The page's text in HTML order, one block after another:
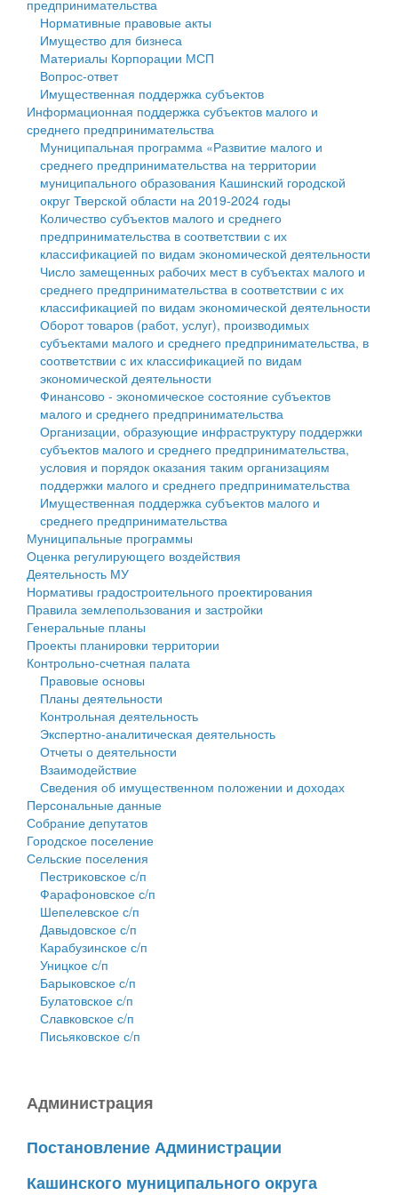
Государственные услуги
Промышленность и АПК
Экономика и бизнес
...
Символика
Устав
Гостям округа
Туризм
Культура
Образование
Здравоохранение
Социальная защита
Фотоальбом
муниципального округа Тверской области
Администрация Кашинского муниципального округа
Тверской области
Управление сельскими территориями
Открытые данные
Работа с обращениями граждан
Муниципальный контроль
Муниципальные услуги
Проекты административных регламентов
Антимонопольный комплаенс
Противодействие коррупции
Финансовое управление
Бюджет для граждан
Имущество
Выявление правообладателей ранее учтенных
объектов недвижимости
Имущественная поддержка субъектов малого и
среднего предпринимательства
Информационная поддержка субъектов малого и
среднего предпринимательства
Муниципальные программы
Контрольно-счетная палата
Персональные данные
Оценка регулирующего воздействия
Деятельность МУ
Нормативы градостроительного проектирования
Правила землепользования и застройки
Генеральные планы
Проекты планировки территории
Собрание депутатов
Городское поселение
Сельские поселения
предпринимательства
Нормативные правовые акты
Имущество для бизнеса
Материалы Корпорации МСП
Вопрос-ответ
Имущественная поддержка субъектов
Информационная поддержка субъектов малого и
среднего предпринимательства
Муниципальная программа «Развитие малого и
среднего предпринимательства на территории
муниципального образования Кашинский городской
округ Тверской области на 2019-2024 годы
Количество субъектов малого и среднего
предпринимательства в соответствии с их
классификацией по видам экономической деятельности
Число замещенных рабочих мест в субъектах малого и
среднего предпринимательства в соответствии с их
классификацией по видам экономической деятельности
Оборот товаров (работ, услуг), производимых
субъектами малого и среднего предпринимательства, в
соответствии с их классификацией по видам
экономической деятельности
Финансово - экономическое состояние субъектов
малого и среднего предпринимательства
Организации, образующие инфраструктуру поддержки
субъектов малого и среднего предпринимательства,
условия и порядок оказания таким организациям
поддержки малого и среднего предпринимательства
Имущественная поддержка субъектов малого и
среднего предпринимательства
Муниципальные программы
Оценка регулирующего воздействия
Деятельность МУ
Нормативы градостроительного проектирования
Правила землепользования и застройки
Генеральные планы
Проекты планировки территории
Контрольно-счетная палата
Правовые основы
Планы деятельности
Контрольная деятельность
Экспертно-аналитическая деятельность
Отчеты о деятельности
Взаимодействие
Сведения об имущественном положении и доходах
Персональные данные
Собрание депутатов
Городское поселение
Сельские поселения
Пестриковское с/п
Фарафоновское с/п
Шепелевское с/п
Давыдовское с/п
Карабузинское с/п
Уницкое с/п
Барыковское с/п
Булатовское с/п
Славковское с/п
Письяковское с/п
Администрация
Постановление Администрации
Кашинского муниципального округа